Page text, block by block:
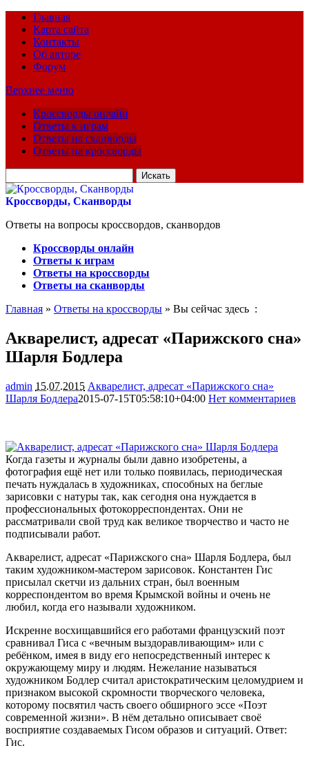
Главная
Карта сайта
Контакты
Об авторе
Форум
Верхнее меню
Кроссворды онлайн
Ответы к играм
Ответы на сканворды
Ответы на кроссворды
для:
Кроссворды, Сканворды
Ответы на вопросы кроссвордов, сканвордов
Кроссворды онлайн
Ответы к играм
Ответы на кроссворды
Ответы на сканворды
Главная » Ответы на кроссворды » Вы сейчас здесь :
Акварелист, адресат «Парижского сна»
Шарля Бодлера
admin 15.07.2015 Акварелист, адресат «Парижского сна»
Шарля Бодлера2015-07-15T05:58:10+04:00 Нет комментариев
Когда газеты и журналы были давно изобретены, а
фотография ещё нет или только появилась, периодическая
печать нуждалась в художниках, способных на беглые
зарисовки с натуры так, как сегодня она нуждается в
профессиональных фотокорреспондентах. Они не
рассматривали свой труд как великое творчество и часто не
подписывали работ.
Акварелист, адресат «Парижского сна» Шарля Бодлера, был
таким художником-мастером зарисовок. Константен Гис
присылал скетчи из дальних стран, был военным
корреспондентом во время Крымской войны и очень не
любил, когда его называли художником.
Искренне восхищавшийся его работами французский поэт
сравнивал Гиса с «вечным выздоравливающим» или с
ребёнком, имея в виду его непосредственный интерес к
окружающему миру и людям. Нежелание называться
художником Бодлер считал аристократическим целомудрием и
признаком высокой скромности творческого человека,
которому посвятил часть своего обширного эссе «Поэт
современной жизни». В нём детально описывает своё
восприятие создаваемых Гисом образов и ситуаций. Ответ:
Гис.